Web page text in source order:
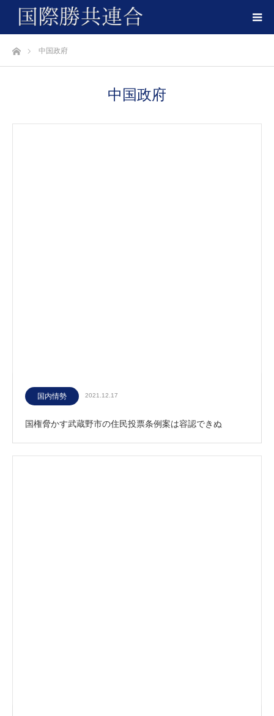
ホーム中国政府
中国政府
国内情勢 2021.12.17
国権脅かす武蔵野市の住民投票条例案は容認できぬ